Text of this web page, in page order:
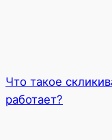
Что такое
работает?